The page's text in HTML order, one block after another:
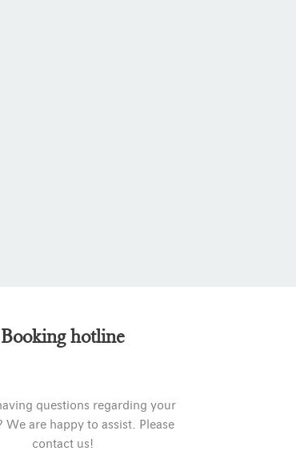
Booking hotline
questions regarding your
We are happy to assist. Please
contact us!